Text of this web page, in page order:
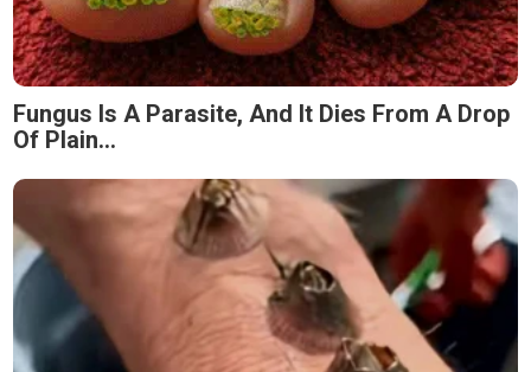
Fungus Is A Parasite, And It Dies From A Drop
Of Plain...